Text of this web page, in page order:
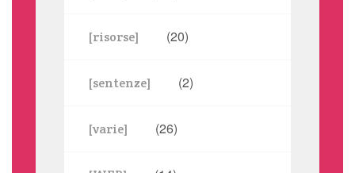
[risorse] (20)
[sentenze] (2)
[varie] (26)